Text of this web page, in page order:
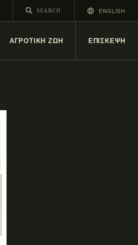
ENGLISH
ΑΓΡΟΤΙΚΗ ΖΩΗ ΕΠΙΣΚΕΨΗ